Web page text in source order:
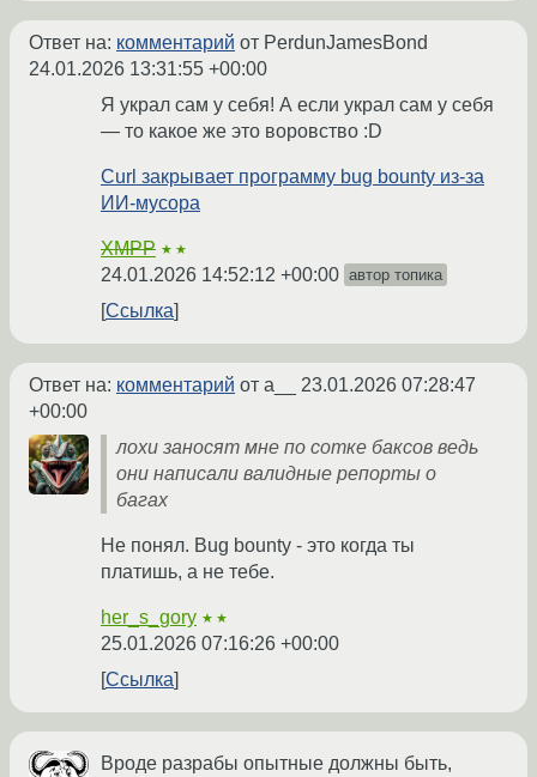
Ответ на: комментарий от PerdunJamesBond
24.01.2026 13:31:55 +00:00
Я украл сам у себя! А если украл сам у себя
— то какое же это воровство :D
Curl закрывает программу bug bounty из-за
ИИ-мусора
XMPP ★★
24.01.2026 14:52:12 +00:00 автор топика
Ссылка
Ответ на: комментарий от a__ 23.01.2026 07:28:47
+00:00
лохи заносят мне по сотке баксов ведь
они написали валидные репорты о
багах
Не понял. Bug bounty - это когда ты
платишь, а не тебе.
her_s_gory ★★
25.01.2026 07:16:26 +00:00
Ссылка
Вроде разрабы опытные должны быть,